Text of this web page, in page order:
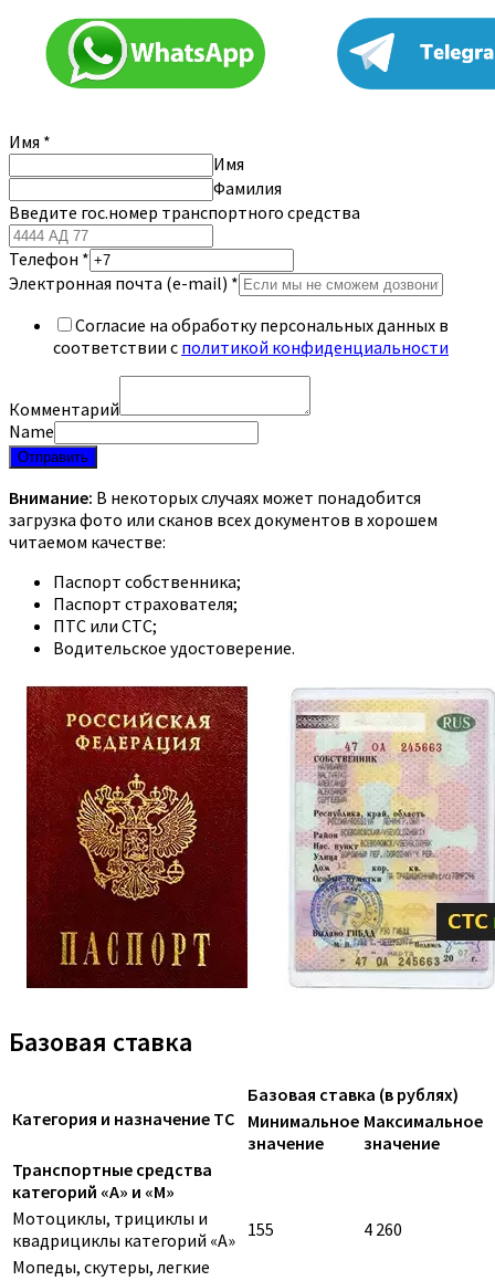
Имя *
Имя
Фамилия
Введите гос.номер транспортного средства
Телефон *
Электронная почта (e-mail) *
Согласие на обработку персональных данных в
соответствии с политикой конфиденциальности
Комментарий
Name
Отправить
Внимание: В некоторых случаях может понадобится
загрузка фото или сканов всех документов в хорошем
читаемом качестве:
Паспорт собственника;
Паспорт страхователя;
ПТС или СТС;
Водительское удостоверение.
Базовая ставка
Категория и назначение ТС
Базовая ставка (в рублях)
Минимальное
значение
Максимальное
значение
Транспортные средства
категорий «A» и «M»
Мотоциклы, трициклы и
квадрициклы категорий «A» 155
4 260
Мопеды, скутеры, легкие